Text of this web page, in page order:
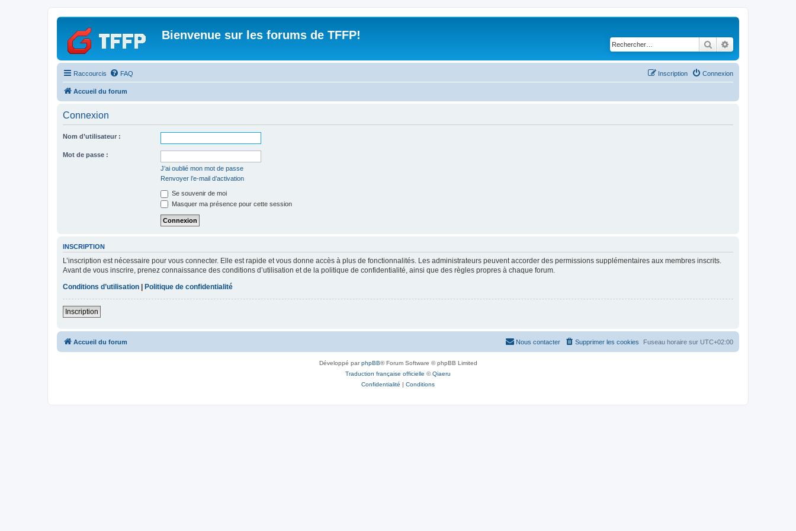
Bienvenue sur les forums de TFFP!
Rechercher
Raccourcis FAQ Connexion
Inscription
Accueil du forum
Connexion
Nom d’utilisateur :
Mot de passe :
J’ai oublié mon mot de passe
Renvoyer l’e-mail d’activation
Se souvenir de moi
Masquer ma présence pour cette session
INSCRIPTION
L’inscription est nécessaire pour vous connecter. Elle est rapide et vous donne accès à plus de fonctionnalités. Les administrateurs peuvent accorder des permissions supplémentaires aux membres inscrits.
Avant de vous inscrire, prenez connaissance des conditions d’utilisation et de la politique de confidentialité, ainsi que des règles propres à chaque forum.
Conditions d’utilisation | Politique de confidentialité
Inscription
Accueil du forum Fuseau horaire sur UTC+02:00
Supprimer les cookies
Nous contacter
Développé parphpBB® Forum Software © phpBB Limited
Traduction française officielle ©Qiaeru
Confidentialité | Conditions